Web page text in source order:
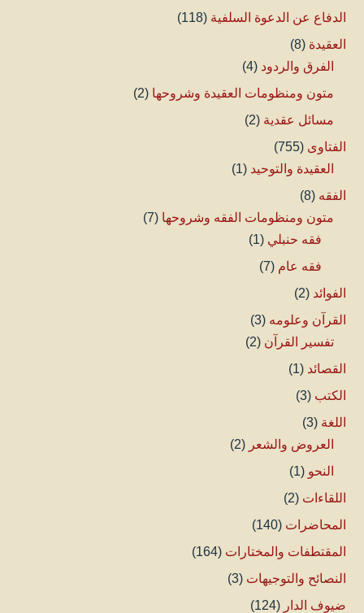
الدفاع عن الدعوة السلفية (118)
العقيدة (8)
الفرق والردود (4)
متون ومنظومات العقيدة وشروحها (2)
مسائل عقدية (2)
الفتاوى (755)
العقيدة والتوحيد (1)
الفقه (8)
متون ومنظومات الفقه وشروحها (7)
فقه حنبلي (1)
فقه عام (7)
الفوائد (2)
القرآن وعلومه (3)
تفسير القرآن (2)
القصائد (1)
الكتب (3)
اللغة (3)
العروض والشعر (2)
النحو (1)
اللقاءات (2)
المحاضرات (140)
المقتطفات والمختارات (164)
النصائح والتوجيهات (3)
ضيوف الدار (124)